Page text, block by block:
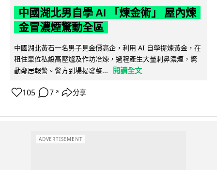
中國湖北男自學 AI 「煉金術」 屋內煉
金冒濃煙驚動全區
中國湖北黃石一名男子見金價高企，利用 AI 自學提煉黃金，在
租住單位私設高壓爐及作坊冶煉，過程產生大量刺鼻濃煙，驚
動鄰居報警。警方到場揭發整...
閱讀全文
105 7 ↗ 分享
ADVERTISEMENT